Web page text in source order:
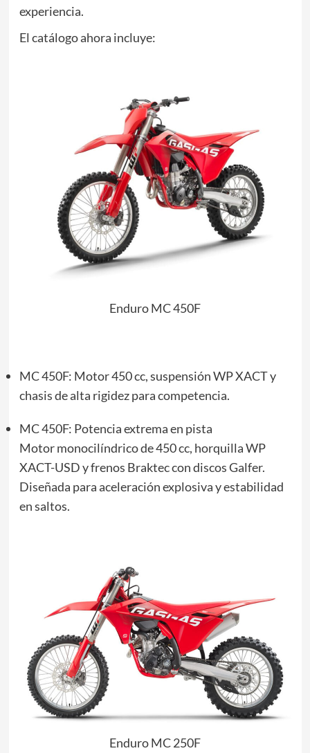
experiencia.
El catálogo ahora incluye:
Enduro MC 450F
MC 450F: Motor 450 cc, suspensión WP XACT y
chasis de alta rigidez para competencia.
MC 450F: Potencia extrema en pista
Motor monocilíndrico de 450 cc, horquilla WP
XACT-USD y frenos Braktec con discos Galfer.
Diseñada para aceleración explosiva y estabilidad
en saltos.
Enduro MC 250F